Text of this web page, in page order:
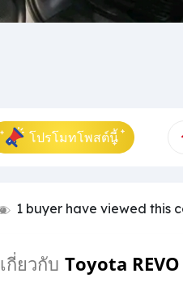
โปรโมทโพสต์นี้
1 buyer have viewed this
เกี่ยวกับ Toyota